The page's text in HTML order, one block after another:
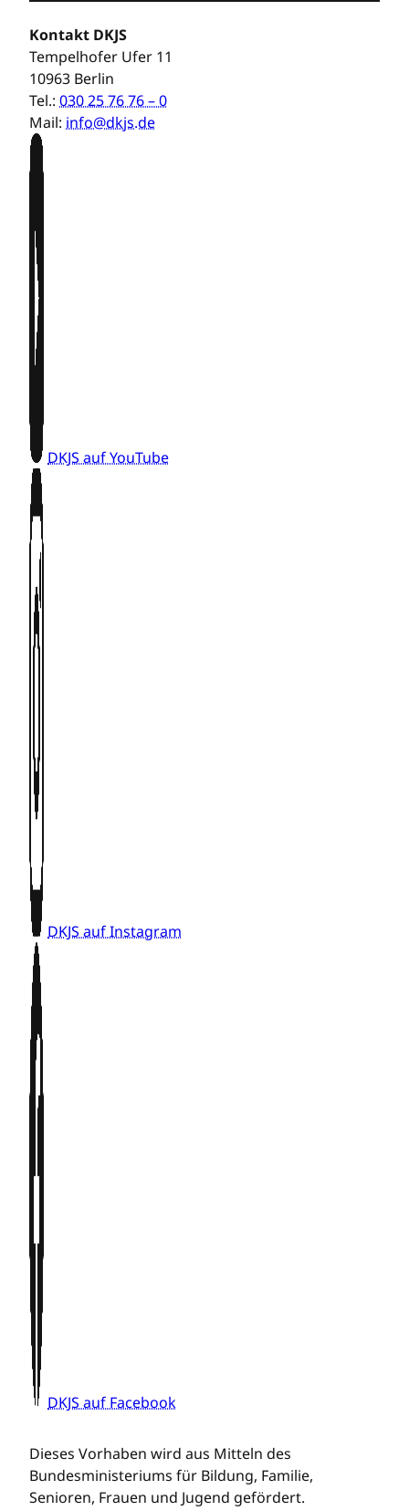
Kontakt DKJS
Tempelhofer Ufer 11
10963 Berlin
Tel.: 030 25 76 76 – 0
Mail: info@dkjs.de
DKJS auf YouTube
DKJS auf Instagram
DKJS auf Facebook
Dieses Vorhaben wird aus Mitteln des
Bundesministeriums für Bildung, Familie,
Senioren, Frauen und Jugend gefördert.